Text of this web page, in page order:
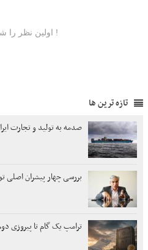
تازه ترین ها
صدمه به تولید و تجارت
بررسی چهار پیشران اصلی
ترامپ یک گام تا پیروزی